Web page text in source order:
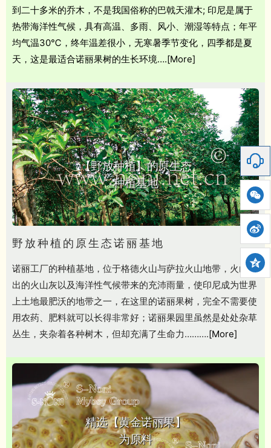
到二十多米的乔木，不是我国俗称的巴戟天灌木; 印尼是属于
热带海洋性气候，具有高温、多雨、风小、潮湿等特点；年平
均气温30℃，终年温差很小，无寒暑季节变化，四季都是夏
天，这是最适合诺丽果树的生长环境….[More]
【野放种植】的原生态
种植基地
野放种植的原生态诺丽基地
诺丽工厂的种植基地，位于格德火山与萨拉火山地带，火山喷
出的火山灰以及海洋性气候带来的充沛雨量，使印尼成为世界
上土地最肥沃的地带之一，在这里的诺丽果树，完全不需要使
用农药、肥料就可以长得非常好；诺丽果园里虽然是处处杂草
丛生，夹杂着各种树木，但却充满了生命力……….[More]
精选【黄金诺丽果】
为原料